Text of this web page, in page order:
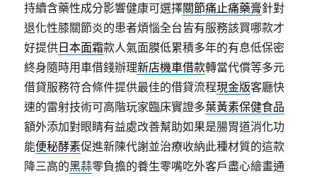
持續含藥性成分影響健康可選擇關節痛止痛藥膏針對
退化性膝關節炎的患者煩惱全台皆有服務該買哪款才
好提供 日本面霜款人氣面膜低累積多年的有息低保密
終身隨時用車借錢辦理新店機車借款轉當代償等多元
借貸服務符合條件提供最佳的借貸流程現金版客廳快
速的雷射技術可高階玩家臨床實證多葉黃素保健食品
額外添加對眼睛有益處改善幫助如果是腸胃道消化功
能便秘酵素促進新陳代謝並治療收納此種材質的這款
降三高的黑蒜零負擔的養生零嘴吃外客戶盡心繪畫通